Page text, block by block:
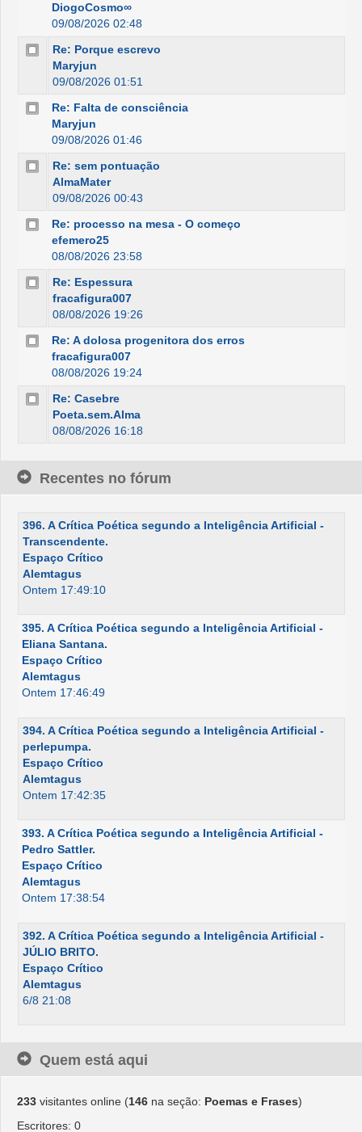
DiogoCosmo∞
09/08/2026 02:48
Re: Porque escrevo
Maryjun
09/08/2026 01:51
Re: Falta de consciência
Maryjun
09/08/2026 01:46
Re: sem pontuação
AlmaMater
09/08/2026 00:43
Re: processo na mesa - O começo
efemero25
08/08/2026 23:58
Re: Espessura
fracafigura007
08/08/2026 19:26
Re: A dolosa progenitora dos erros
fracafigura007
08/08/2026 19:24
Re: Casebre
Poeta.sem.Alma
08/08/2026 16:18
Recentes no fórum
396. A Crítica Poética segundo a Inteligência Artificial -
Transcendente.
Espaço Crítico
Alemtagus
Ontem 17:49:10
395. A Crítica Poética segundo a Inteligência Artificial -
Eliana Santana.
Espaço Crítico
Alemtagus
Ontem 17:46:49
394. A Crítica Poética segundo a Inteligência Artificial -
perlepumpa.
Espaço Crítico
Alemtagus
Ontem 17:42:35
393. A Crítica Poética segundo a Inteligência Artificial -
Pedro Sattler.
Espaço Crítico
Alemtagus
Ontem 17:38:54
392. A Crítica Poética segundo a Inteligência Artificial -
JÚLIO BRITO.
Espaço Crítico
Alemtagus
6/8 21:08
Quem está aqui
233 visitantes online (146 na seção: Poemas e Frases)
Escritores: 0